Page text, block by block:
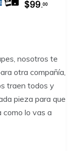
nosotros te
otra compañía,
traen todos y
pieza para que
como lo vas a